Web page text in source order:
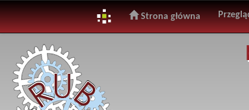
navigation
Strona główna